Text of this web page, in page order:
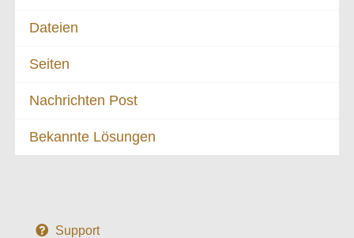
Dateien
Seiten
Nachrichten Post
Bekannte Lösungen
Support